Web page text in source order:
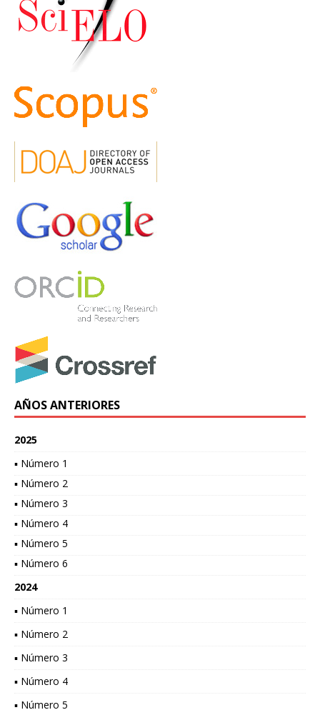
AÑOS ANTERIORES
2025
▪ Número 1
▪ Número 2
▪ Número 3
▪ Número 4
▪ Número 5
▪ Número 6
2024
▪ Número 1
▪ Número 2
▪ Número 3
▪ Número 4
▪ Número 5